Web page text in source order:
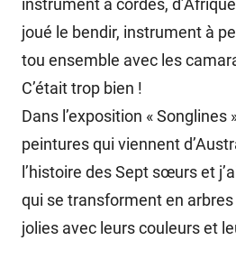
instrument à cordes,
joué le bendir, instrument à
tou ensemble avec les
C’était trop bien !
Dans l’exposition « Songlines
peintures qui viennent
l’histoire des Sept sœurs et
qui se transforment en
jolies avec leurs couleurs et